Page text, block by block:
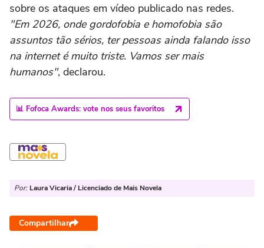
sobre os ataques em vídeo publicado nas redes.
"Em 2026, onde gordofobia e homofobia são
assuntos tão sérios, ter pessoas ainda falando isso
na internet é muito triste. Vamos ser mais
humanos", declarou.
📊 Fofoca Awards: vote nos seus favoritos
Por: Laura Vicaria / Licenciado de Mais Novela
Compartilhar